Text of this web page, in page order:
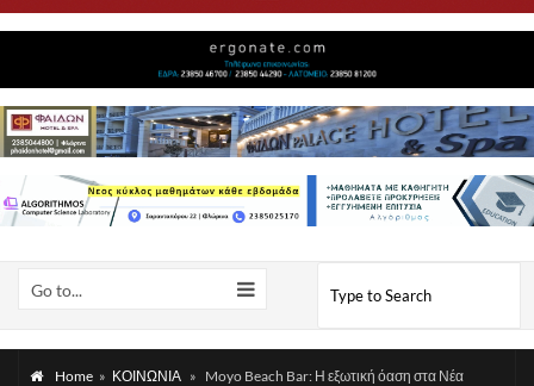
Go to...
Home » ΚΟΙΝΩΝΙΑ » Moyo Beach Bar: Η εξωτική όαση στα Νέα